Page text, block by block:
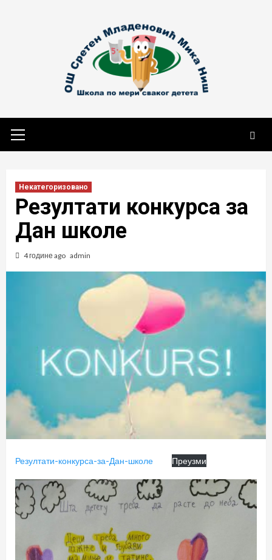
Menu
Некатегоризовано
Резултати конкурса за
Дан школе
4 године ago admin
Резултати-конкурса-за-Дан-школе Преузми